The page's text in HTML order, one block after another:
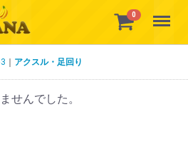
0 Menu
アクスル・足回り
せんでした。